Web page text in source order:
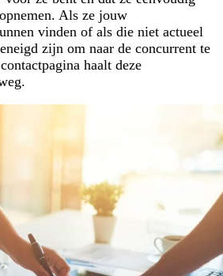
Als ze jouw
vinden of als die niet actueel
zijn om naar de concurrent te
haalt deze